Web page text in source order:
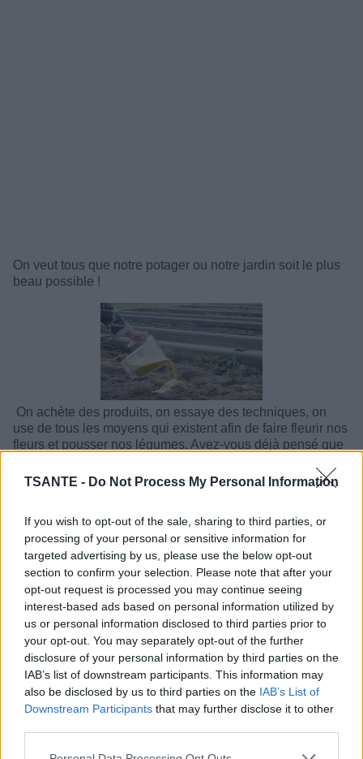
TSANTE - Do Not Process My Personal Information
If you wish to opt-out of the sale, sharing to third parties, or
processing of your personal or sensitive information for
targeted advertising by us, please use the below opt-out
section to confirm your selection. Please note that after your
opt-out request is processed you may continue seeing
interest-based ads based on personal information utilized by
us or personal information disclosed to third parties prior to
your opt-out. You may separately opt-out of the further
disclosure of your personal information by third parties on the
IAB’s list of downstream participants. This information may
also be disclosed by us to third parties on the IAB’s List of
Downstream Participants that may further disclose it to other
On veut tous que notre potager ou notre jardin soit le plus
beau possible !
On achète des produits, on essaye des techniques, on
use de tous les moyens qui existent afin de faire fleurir nos
fleurs et pousser nos légumes. Avez-vous déjà pensé que
comment faire le meilleur engrais de tous les temps et en
Vous avez besoin de : Déchets alimentaires (marc de
café, coquilles d’œufs, pelure de banane, etc.). N’utilisez
pas de déchets de provenance animale mis à part les
coquilles d’œufs.